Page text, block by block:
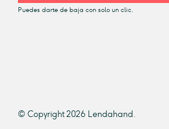
Puedes darte de baja con solo un clic.
© Copyright 2026 Lendahand.